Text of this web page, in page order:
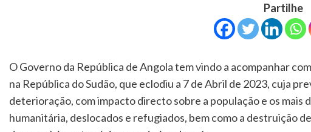
Partilhe
O Governo da República de Angola tem vindo a acompanhar
na República do Sudão, que eclodiu a 7 de Abril de 2023, cuja
deterioração, com impacto directo sobre a população e os mais
humanitária, deslocados e refugiados, bem como a destruição